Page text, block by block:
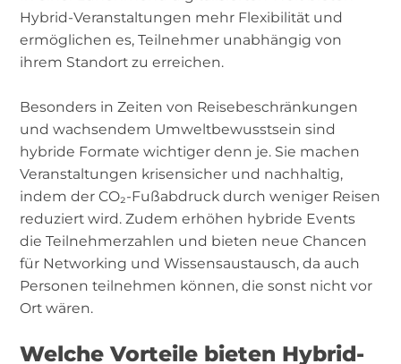
Hybrid-Veranstaltungen mehr Flexibilität und
ermöglichen es, Teilnehmer unabhängig von
ihrem Standort zu erreichen.
Besonders in Zeiten von Reisebeschränkungen
und wachsendem Umweltbewusstsein sind
hybride Formate wichtiger denn je. Sie machen
Veranstaltungen krisensicher und nachhaltig,
indem der CO₂-Fußabdruck durch weniger Reisen
reduziert wird. Zudem erhöhen hybride Events
die Teilnehmerzahlen und bieten neue Chancen
für Networking und Wissensaustausch, da auch
Personen teilnehmen können, die sonst nicht vor
Ort wären.
Welche Vorteile bieten Hybrid-